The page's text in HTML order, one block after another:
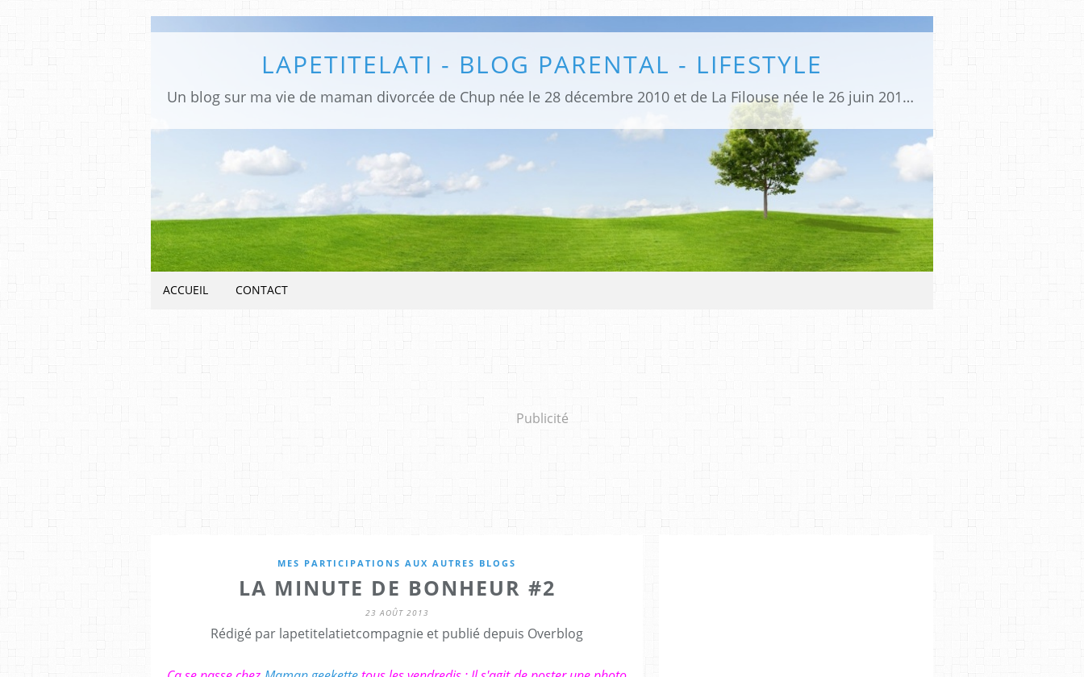
LAPETITELATI - BLOG PARENTAL - LIFESTYLE
Un blog sur ma vie de maman divorcée de Chup née le 28 décembre 2010 et de La Filouse née le 26 juin 2013 qui metttent des paillettes et du piquant dans ma vie! Je vous parle de bons plans, de ma vision de la parentalité, mais aussi de ma féminité ou pas! Le tout sans langue de bois !
ACCUEIL CONTACT
Publicité
MES PARTICIPATIONS AUX AUTRES BLOGS
LA MINUTE DE BONHEUR #2
23 AOÛT 2013
Rédigé par lapetitelatietcompagnie et publié depuis Overblog